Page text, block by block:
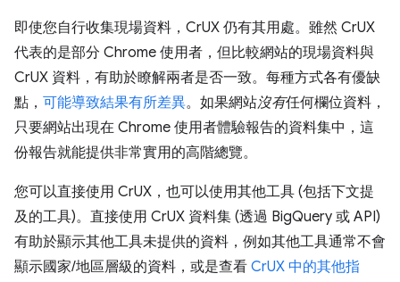
即使您自行收集現場資料，CrUX 仍有其用處。雖然 CrUX
代表的是部分 Chrome 使用者，但比較網站的現場資料與
CrUX 資料，有助於瞭解兩者是否一致。每種方式各有優缺
點， 可能導致結果有所差異。如果網站沒有任何欄位資料，
只要網站出現在 Chrome 使用者體驗報告的資料集中，這
份報告就能提供非常實用的高階總覽。
您可以直接使用 CrUX，也可以使用其他工具 (包括下文提
及的工具)。直接使用 CrUX 資料集 (透過 BigQuery 或 API)
有助於顯示其他工具未提供的資料，例如其他工具通常不會
顯示國家/地區層級的資料，或是查看 CrUX 中的其他指